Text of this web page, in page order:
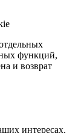
функций,
и возврат
интересах,